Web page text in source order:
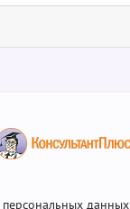
данных